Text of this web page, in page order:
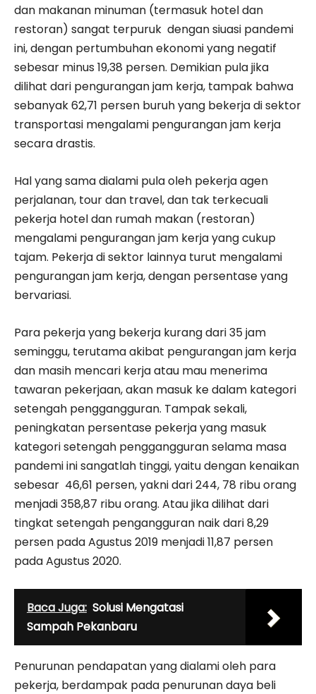
dan makanan minuman (termasuk hotel dan
restoran) sangat terpuruk dengan siuasi pandemi
ini, dengan pertumbuhan ekonomi yang negatif
sebesar minus 19,38 persen. Demikian pula jika
dilihat dari pengurangan jam kerja, tampak bahwa
sebanyak 62,71 persen buruh yang bekerja di sektor
transportasi mengalami pengurangan jam kerja
secara drastis.
Hal yang sama dialami pula oleh pekerja agen
perjalanan, tour dan travel, dan tak terkecuali
pekerja hotel dan rumah makan (restoran)
mengalami pengurangan jam kerja yang cukup
tajam. Pekerja di sektor lainnya turut mengalami
pengurangan jam kerja, dengan persentase yang
bervariasi.
Para pekerja yang bekerja kurang dari 35 jam
seminggu, terutama akibat pengurangan jam kerja
dan masih mencari kerja atau mau menerima
tawaran pekerjaan, akan masuk ke dalam kategori
setengah penggangguran. Tampak sekali,
peningkatan persentase pekerja yang masuk
kategori setengah penggangguran selama masa
pandemi ini sangatlah tinggi, yaitu dengan kenaikan
sebesar 46,61 persen, yakni dari 244, 78 ribu orang
menjadi 358,87 ribu orang. Atau jika dilihat dari
tingkat setengah pengangguran naik dari 8,29
persen pada Agustus 2019 menjadi 11,87 persen
pada Agustus 2020.
Baca Juga: Solusi Mengatasi
Sampah Pekanbaru
Penurunan pendapatan yang dialami oleh para
pekerja, berdampak pada penurunan daya beli